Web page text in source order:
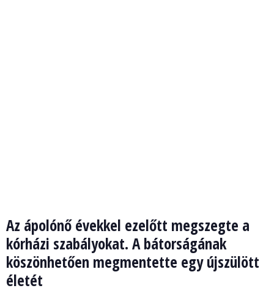
Az ápolónő évekkel ezelőtt megszegte a
kórházi szabályokat. A bátorságának
köszönhetően megmentette egy újszülött
életét